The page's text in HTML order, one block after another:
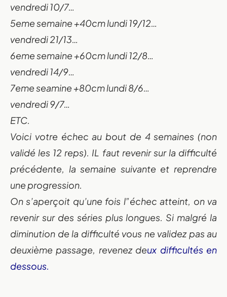
vendredi 10/7…
5eme semaine +40cm lundi 19/12…
vendredi 21/13…
6eme semaine +60cm lundi 12/8…
vendredi 14/9…
7eme seamine +80cm lundi 8/6…
vendredi 9/7…
ETC.
Voici votre échec au bout de 4 semaines (non
validé les 12 reps). IL faut revenir sur la difficulté
précédente, la semaine suivante et reprendre
une progression.
On s’aperçoit qu’une fois l”échec atteint, on va
revenir sur des séries plus longues. Si malgré la
diminution de la difficulté vous ne validez pas au
deuxième passage, revenez deux difficultés en
dessous.